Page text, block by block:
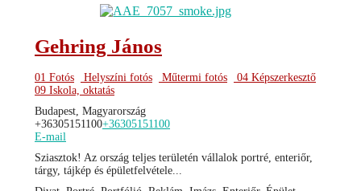
Gehring János
01 Fotós Helyszíni fotós Műtermi fotós
04 Képszerkesztő
09 Iskola, oktatás
Budapest, Magyarország
+36305151100+36305151100
E-mail
Sziasztok! Az ország teljes területén vállalok portré, enteriőr,
tárgy, tájkép és épületfelvétele...